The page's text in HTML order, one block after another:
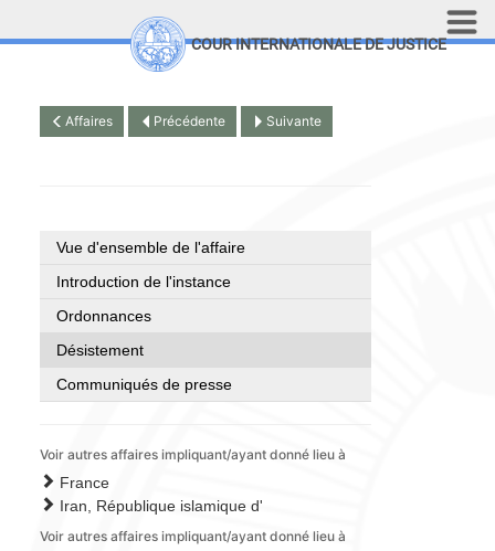
Aller au contenu principal
COUR INTERNATIONALE DE JUSTICE
Affaires Précédente Suivante
Vue d'ensemble de l'affaire
Introduction de l'instance
Ordonnances
Désistement
Communiqués de presse
Voir autres affaires impliquant/ayant donné lieu à
France
Iran, République islamique d'
Voir autres affaires impliquant/ayant donné lieu à
Top Menu
Recherche sur le site